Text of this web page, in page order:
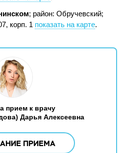
; район: Обручевский;
корп. 1 показать на карте.
прием к врачу
Дарья Алексеевна
ПРИЕМА